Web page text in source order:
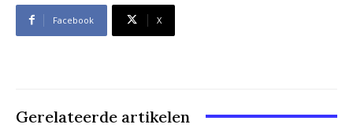
Facebook X
Gerelateerde artikelen